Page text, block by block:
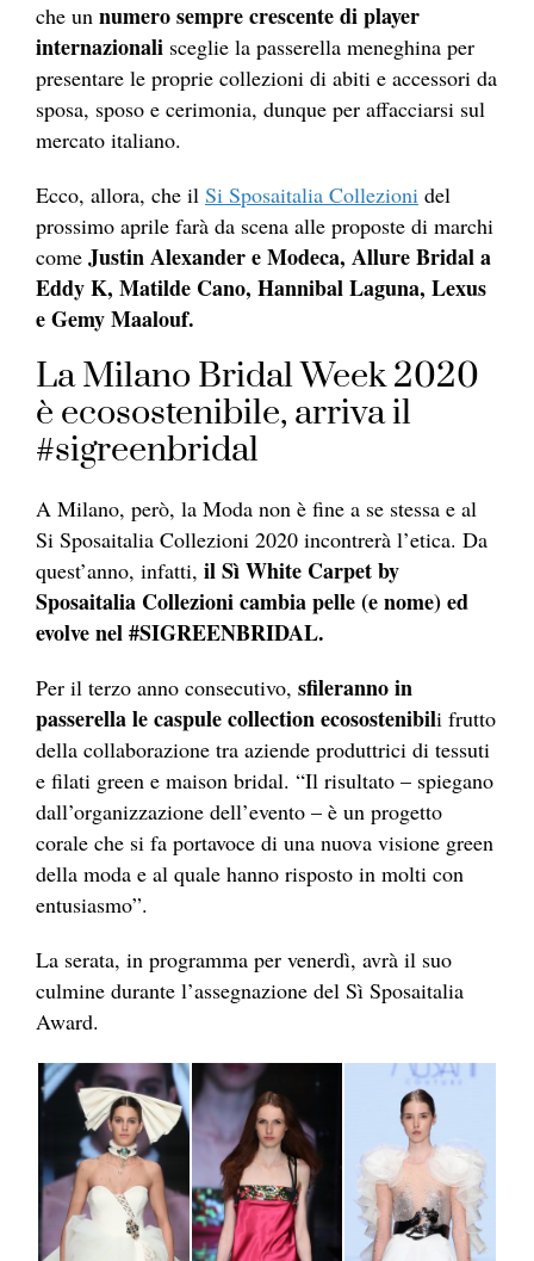
che un numero sempre crescente di player
internazionali sceglie la passerella meneghina per
presentare le proprie collezioni di abiti e accessori da
sposa, sposo e cerimonia, dunque per affacciarsi sul
mercato italiano.
Ecco, allora, che il Si Sposaitalia Collezioni del
prossimo aprile farà da scena alle proposte di marchi
come Justin Alexander e Modeca, Allure Bridal a
Eddy K, Matilde Cano, Hannibal Laguna, Lexus
e Gemy Maalouf.
La Milano Bridal Week 2020
è ecosostenibile, arriva il
#sigreenbridal
A Milano, però, la Moda non è fine a se stessa e al
Si Sposaitalia Collezioni 2020 incontrerà l’etica. Da
quest’anno, infatti, il Sì White Carpet by
Sposaitalia Collezioni cambia pelle (e nome) ed
evolve nel #SIGREENBRIDAL.
Per il terzo anno consecutivo, sfileranno in
passerella le caspule collection ecosostenibili frutto
della collaborazione tra aziende produttrici di tessuti
e filati green e maison bridal. “Il risultato – spiegano
dall’organizzazione dell’evento – è un progetto
corale che si fa portavoce di una nuova visione green
della moda e al quale hanno risposto in molti con
entusiasmo”.
La serata, in programma per venerdì, avrà il suo
culmine durante l’assegnazione del Sì Sposaitalia
Award.